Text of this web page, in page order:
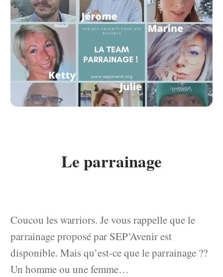
Le parrainage
Coucou les warriors. Je vous rappelle que le
parrainage proposé par SEP’Avenir est
disponible. Mais qu’est-ce que le parrainage ??
Un homme ou une femme…